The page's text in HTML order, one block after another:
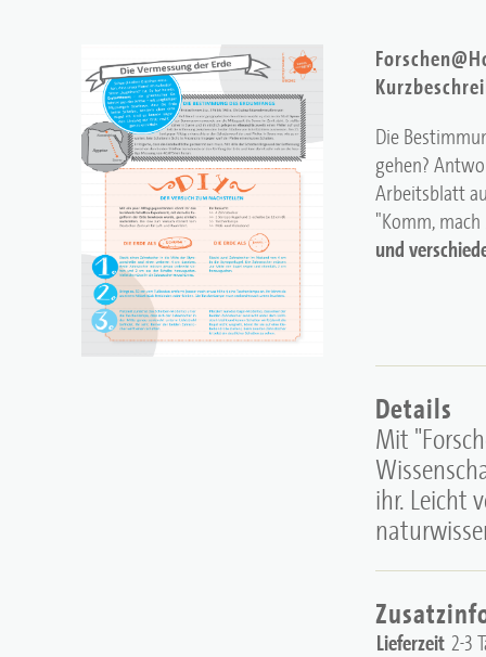
Die
gehen?
Arbeitsblatt
"Komm,
und
Details
Mit
ihr. Leicht
Lieferzeit 2-3